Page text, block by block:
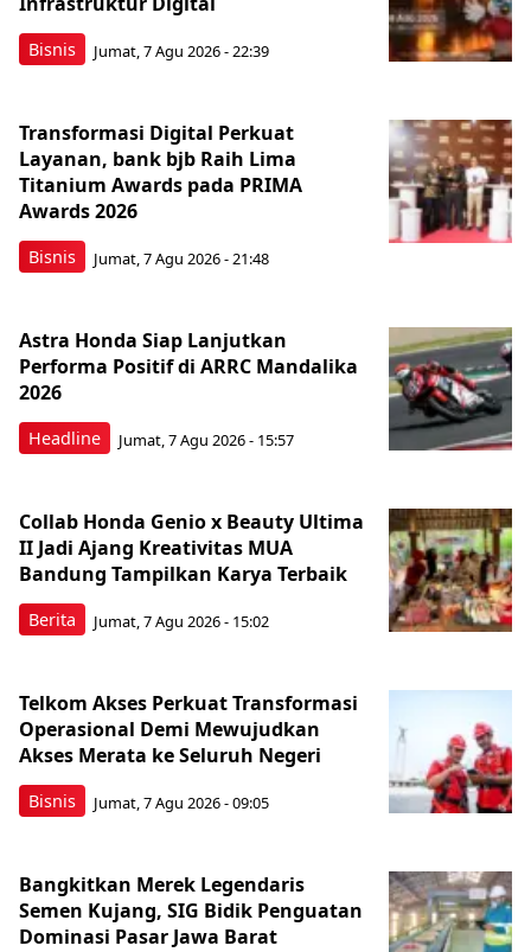
Bisnis Jumat, 7 Agu 2026 - 22:39
Bisnis
Transformasi Digital Perkuat
Layanan, bank bjb Raih Lima
Titanium Awards pada PRIMA
Awards 2026
Jumat, 7 Agu 2026 - 21:48
Headline
Astra Honda Siap Lanjutkan
Performa Positif di ARRC Mandalika
2026
Jumat, 7 Agu 2026 - 15:57
Berita
Collab Honda Genio x Beauty Ultima
II Jadi Ajang Kreativitas MUA
Bandung Tampilkan Karya Terbaik
Jumat, 7 Agu 2026 - 15:02
Bisnis
Telkom Akses Perkuat Transformasi
Operasional Demi Mewujudkan
Akses Merata ke Seluruh Negeri
Jumat, 7 Agu 2026 - 09:05
Bangkitkan Merek Legendaris
Semen Kujang, SIG Bidik Penguatan
Dominasi Pasar Jawa Barat